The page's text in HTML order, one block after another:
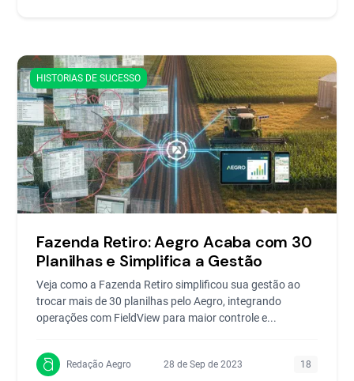
HISTORIAS DE SUCESSO
Fazenda Retiro: Aegro Acaba com 30
Planilhas e Simplifica a Gestão
Veja como a Fazenda Retiro simplificou sua gestão ao
trocar mais de 30 planilhas pelo Aegro, integrando
operações com FieldView para maior controle e...
Redação Aegro 28 de Sep de 2023 18